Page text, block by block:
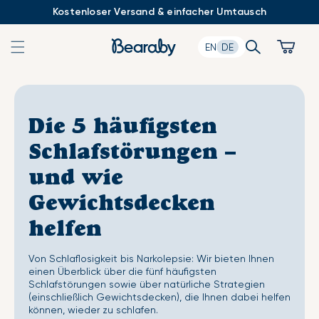
Kostenloser Versand & einfacher Umtausch
EN DE Search Cart
Die 5 häufigsten
Schlafstörungen –
und wie
Gewichtsdecken
helfen
Von Schlaflosigkeit bis Narkolepsie: Wir bieten Ihnen
einen Überblick über die fünf häufigsten
Schlafstörungen sowie über natürliche Strategien
(einschließlich Gewichtsdecken), die Ihnen dabei helfen
können, wieder zu schlafen.